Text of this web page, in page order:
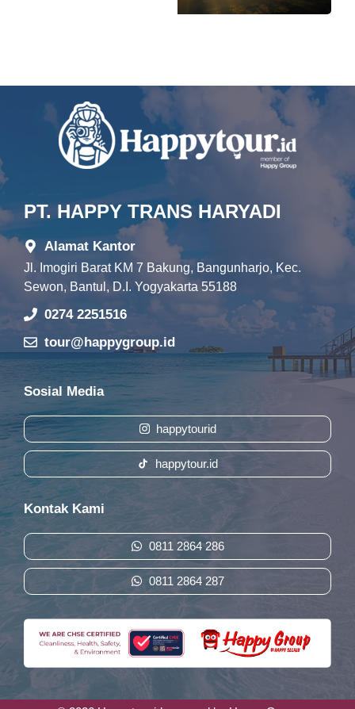
PT. HAPPY TRANS HARYADI
Alamat Kantor
Jl. Imogiri Barat KM 7 Bakung, Bangunharjo, Kec.
Sewon, Bantul, D.I. Yogyakarta 55188
0274 2251516
tour@happygroup.id
Sosial Media
happytourid
happytour.id
Kontak Kami
0811 2864 286
0811 2864 287